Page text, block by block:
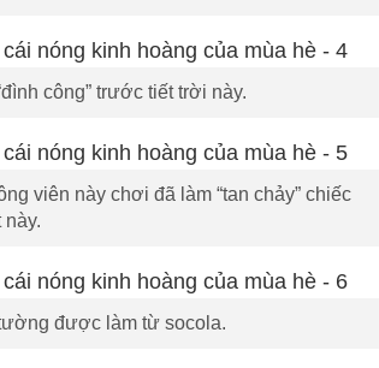
công” trước tiết trời này.
viên này chơi đã làm “tan chảy” chiếc
được làm từ socola.